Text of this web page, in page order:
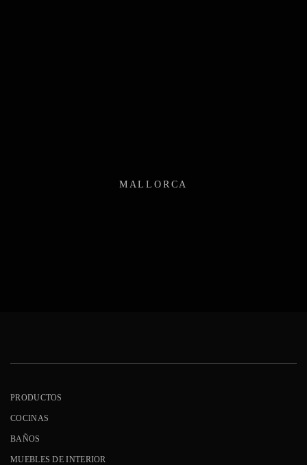
MALLORCA
PRODUCTOS
COCINAS
BAÑOS
MUEBLES DE INTERIOR